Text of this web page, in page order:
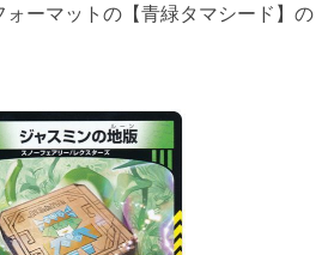
ーマットの【青緑タマシード】の